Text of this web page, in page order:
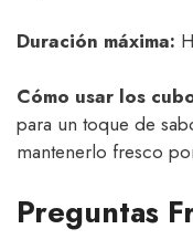
Duración máxima:
Cómo usar los
para un toque de
mantenerlo fresco
Preguntas